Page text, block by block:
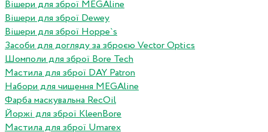
Вішери для зброї MEGAline
Вішери для зброї Dewey
Вішери для зброї Hoppe`s
Засоби для догляду за зброєю Vector Optics
Шомполи для зброї Bore Tech
Мастила для зброї DAY Patron
Набори для чищення MEGAline
Фарба маскувальна RecOil
Йоржі для зброї KleenBore
Мастила для зброї Umarex